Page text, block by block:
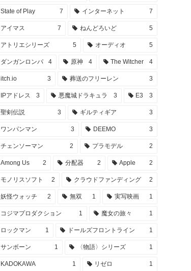
State of Play 7 インターネット 7
アイマス 7 ねんどろいど 5
アトリエシリーズ 5 オーディオ 5
ダンガンロンパ 4 原神 4 The Witcher 4
itch.io 3 葬送のフリーレン 3
IPアドレス 3 悪魔城ドラキュラ 3 E3 3
聖剣伝説 3 ギルティギア 3
ワンパンマン 3 DEEMO 3
チェンソーマン 2 プラモデル 2
Among Us 2 分配器 2 Apple 2
モノリスソフト 2 クラウドファンディング 2
妖怪ウォッチ 2 無双 1 実写映画 1
コジマプロダクション 1 魔女の旅々 1
ロックマン 1 ドールズフロントライン 1
サンボーン 1 〈物語〉シリーズ 1
KADOKAWA 1 リゼロ 1